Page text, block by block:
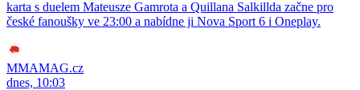
karta s duelem Mateusze Gamrota a Quillana Salkillda začne pro
české fanoušky ve 23:00 a nabídne ji Nova Sport 6 i Oneplay.
MMAMAG.cz
dnes, 10:03